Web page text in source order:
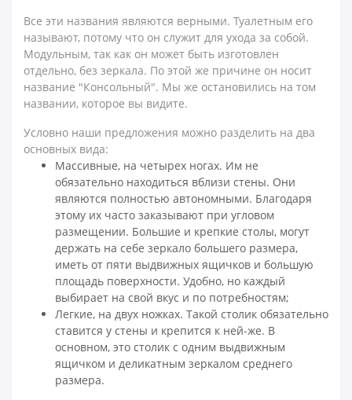
Все эти названия являются верными. Туалетным его
называют, потому что он служит для ухода за собой.
Модульным, так как он может быть изготовлен
отдельно, без зеркала. По этой же причине он носит
название "Консольный". Мы же остановились на том
названии, которое вы видите.
Условно наши предложения можно разделить на два
основных вида:
Массивные, на четырех ногах. Им не
обязательно находиться вблизи стены. Они
являются полностью автономными. Благодаря
этому их часто заказывают при угловом
размещении. Большие и крепкие столы, могут
держать на себе зеркало большего размера,
иметь от пяти выдвижных ящичков и большую
площадь поверхности. Удобно, но каждый
выбирает на свой вкус и по потребностям;
Легкие, на двух ножках. Такой столик обязательно
ставится у стены и крепится к ней-же. В
основном, это столик с одним выдвижным
ящичком и деликатным зеркалом среднего
размера.